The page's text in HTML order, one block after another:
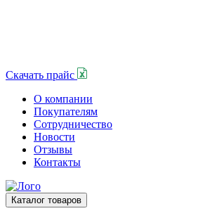
Скачать прайс
О компании
Покупателям
Сотрудничество
Новости
Отзывы
Контакты
Каталог товаров